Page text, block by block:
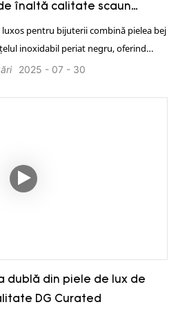
înaltă calitate scaun
VIP
luxos pentru bijuterii combină pielea bej
inoxidabil periat negru, oferind
de neegalat, fiind un plus esențial
magazin. 2. Serviciu global eficient,
5. Livrare rapidă, transport
6. Instalare la fața locului, simplă și
2025 07 30
dublă din piele de lux de
DG Curated